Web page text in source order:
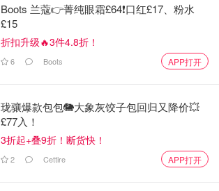
Boots 兰蔻👉菁纯眼霜£64❗口红£17、粉水
£15
折扣升级🔥3件4.8折！
6 Boots APP打开
珑骧爆款包包🐘大象灰饺子包回归又降价💥
£77入！
3折起+叠9折！断货快！
2 Cettire APP打开